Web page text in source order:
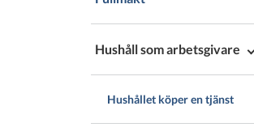
Hushåll som arbetsgivare
Hushållet köper en tjänst